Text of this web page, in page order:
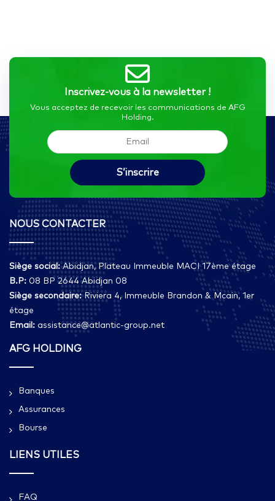
Inscrivez-vous à la newsletter !
Vous acceptez de recevoir les communications de AFG
Holding.
NOUS CONTACTER
Siège social:Abidjan, Plateau Immeuble MACI 17ème étage
B.P: 08 BP 2644 Abidjan 08
Siège secondaire:Riviera 4, Immeuble Brandon & Mcain, 1er
étage
Email: assistance@atlantic-group.net
AFG HOLDING
Banques
Assurances
Bourse
LIENS UTILES
FAQ